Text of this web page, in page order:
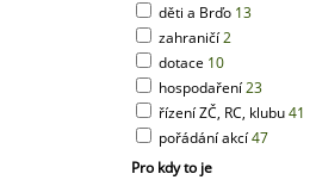
děti a Brďo 13
zahraničí2
dotace 10
hospodaření23
řízení ZČ, RC, klubu41
pořádání akcí47
Pro kdy to je